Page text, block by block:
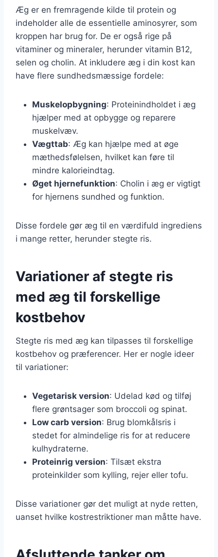
Æg er en fremragende kilde til protein og
indeholder alle de essentielle aminosyrer, som
kroppen har brug for. De er også rige på
vitaminer og mineraler, herunder vitamin B12,
selen og cholin. At inkludere æg i din kost kan
have flere sundhedsmæssige fordele:
Muskelopbygning: Proteinindholdet i æg
hjælper med at opbygge og reparere
muskelvæv.
Vægttab: Æg kan hjælpe med at øge
mæthedsfølelsen, hvilket kan føre til
mindre kalorieindtag.
Øget hjernefunktion: Cholin i æg er vigtigt
for hjernens sundhed og funktion.
Disse fordele gør æg til en værdifuld ingrediens
i mange retter, herunder stegte ris.
Variationer af stegte ris
med æg til forskellige
kostbehov
Stegte ris med æg kan tilpasses til forskellige
kostbehov og præferencer. Her er nogle ideer
til variationer:
Vegetarisk version: Udelad kød og tilføj
flere grøntsager som broccoli og spinat.
Low carb version: Brug blomkålsris i
stedet for almindelige ris for at reducere
kulhydraterne.
Proteinrig version: Tilsæt ekstra
proteinkilder som kylling, rejer eller tofu.
Disse variationer gør det muligt at nyde retten,
uanset hvilke kostrestriktioner man måtte have.